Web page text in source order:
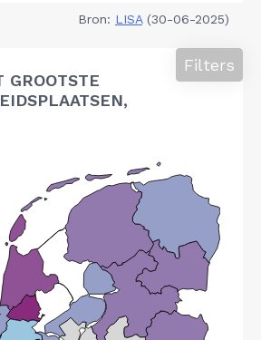
Bron: LISA(30-06-2025)
GROOTSTE
Filters